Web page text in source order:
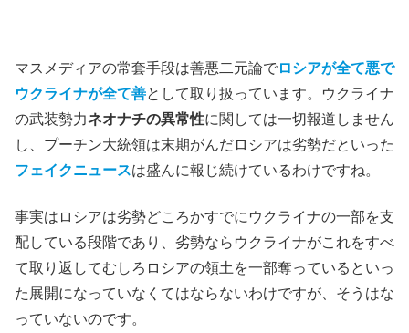
マスメディアの常套手段は善悪二元論でロシアが全て悪で
ウクライナが全て善として取り扱っています。ウクライナ
の武装勢力ネオナチの異常性に関しては一切報道しません
し、プーチン大統領は末期がんだロシアは劣勢だといった
フェイクニュースは盛んに報じ続けているわけですね。
事実はロシアは劣勢どころかすでにウクライナの一部を支
配している段階であり、劣勢ならウクライナがこれをすべ
て取り返してむしろロシアの領土を一部奪っているといっ
た展開になっていなくてはならないわけですが、そうはな
っていないのです。